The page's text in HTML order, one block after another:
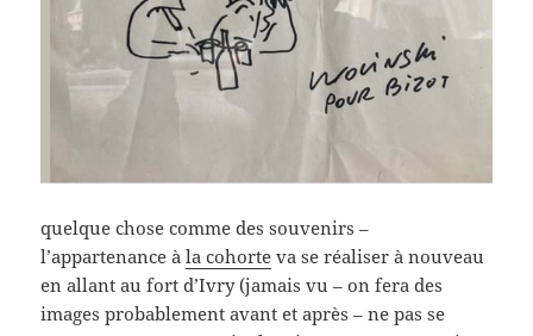
quelque chose comme des souvenirs –
l’appartenance àla cohorte va se réaliser à nouveau
en allant au fort d’Ivry (jamais vu – on fera des
images probablement avant et après – ne pas se